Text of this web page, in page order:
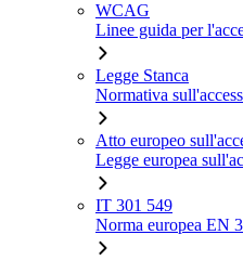
WCAG
Linee guida per
Legge Stanca
Normativa
Atto europeo
Legge europea
IT 301 549
Norma europea EN